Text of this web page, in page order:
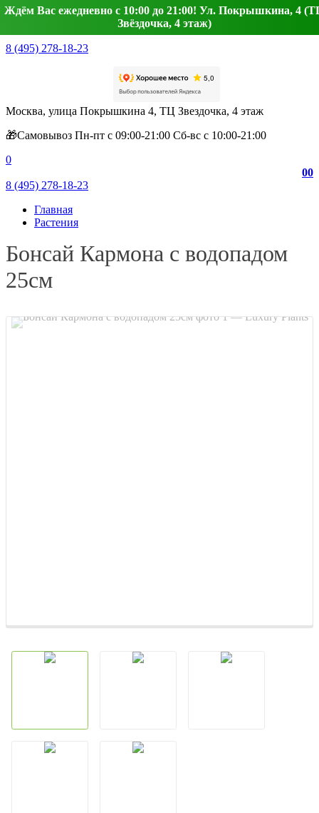
Ждём Вас ежедневно с 10:00 до 21:00! Ул. Покрышкина, 4
Звёздочка, 4 этаж)
8 (495) 278-18-23
Москва, улица Покрышкина 4, ТЦ Звездочка, 4 этаж
🎁Самовывоз Пн-пт с 09:00-21:00 Сб-вс с 10:00-21:00
0
00
8 (495) 278-18-23
Главная
Растения
Бонсай Кармона с водопадом
25см